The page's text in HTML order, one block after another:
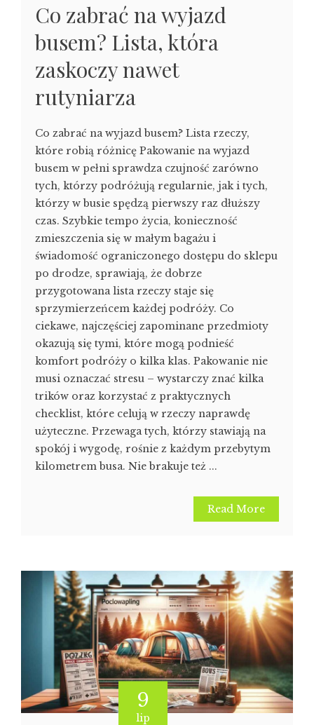
Co zabrać na wyjazd
busem? Lista, która
zaskoczy nawet
rutyniarza
Co zabrać na wyjazd busem? Lista rzeczy,
które robią różnicę Pakowanie na wyjazd
busem w pełni sprawdza czujność zarówno
tych, którzy podróżują regularnie, jak i tych,
którzy w busie spędzą pierwszy raz dłuższy
czas. Szybkie tempo życia, konieczność
zmieszczenia się w małym bagażu i
świadomość ograniczonego dostępu do sklepu
po drodze, sprawiają, że dobrze
przygotowana lista rzeczy staje się
sprzymierzeńcem każdej podróży. Co
ciekawe, najczęściej zapominane przedmioty
okazują się tymi, które mogą podnieść
komfort podróży o kilka klas. Pakowanie nie
musi oznaczać stresu – wystarczy znać kilka
trików oraz korzystać z praktycznych
checklist, które celują w rzeczy naprawdę
użyteczne. Przewaga tych, którzy stawiają na
spokój i wygodę, rośnie z każdym przebytym
kilometrem busa. Nie brakuje też ...
Read More
9
lip